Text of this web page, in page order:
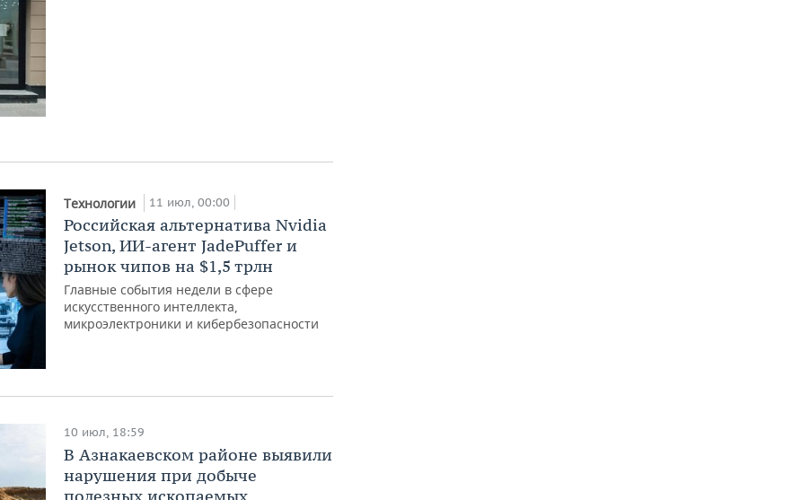
Технологии 11 июл, 00:00
Российская альтернатива Nvidia
Jetson, ИИ-агент JadePuffer и
рынок чипов на $1,5 трлн
Главные события недели в сфере
искусственного интеллекта,
микроэлектроники и кибербезопасности
10 июл, 18:59
В Азнакаевском районе выявили
нарушения при добыче
полезных ископаемых